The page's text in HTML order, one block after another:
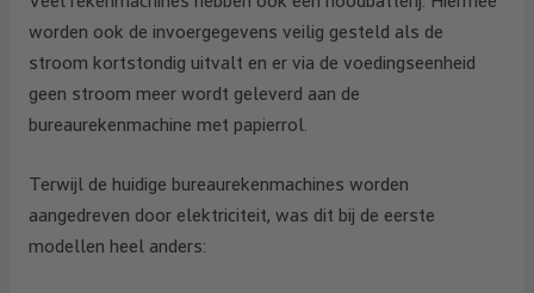
worden ook de invoergegevens veilig gesteld als de
stroom kortstondig uitvalt en er via de voedingseenheid
geen stroom meer wordt geleverd aan de
bureaurekenmachine met papierrol.
Terwijl de huidige bureaurekenmachines worden
aangedreven door elektriciteit, was dit bij de eerste
modellen heel anders: